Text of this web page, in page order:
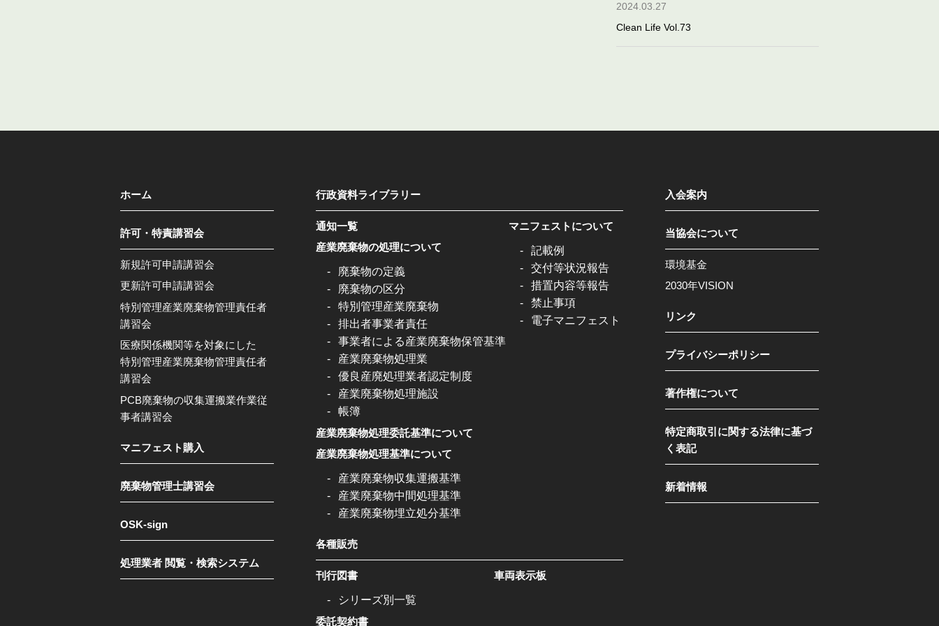
2024.03.27
Clean Life Vol.73
ホーム
許可・特責講習会
新規許可申請講習会
更新許可申請講習会
特別管理産業廃棄物管理責任者
講習会
医療関係機関等を対象にした
特別管理産業廃棄物管理責任者
講習会
PCB廃棄物の収集運搬業作業従
事者講習会
マニフェスト購入
廃棄物管理士講習会
OSK-sign
処理業者 閲覧・検索システム
行政資料ライブラリー
通知一覧
産業廃棄物の処理について
廃棄物の定義
廃棄物の区分
特別管理産業廃棄物
排出者事業者責任
事業者による産業廃棄物保管基準
産業廃棄物処理業
優良産廃処理業者認定制度
産業廃棄物処理施設
帳簿
産業廃棄物処理委託基準について
産業廃棄物処理基準について
産業廃棄物収集運搬基準
産業廃棄物中間処理基準
産業廃棄物埋立処分基準
マニフェストについて
記載例
交付等状況報告
措置内容等報告
禁止事項
電子マニフェスト
各種販売
刊行図書
シリーズ別一覧
委託契約書
車両表示板
入会案内
当協会について
環境基金
2030年VISION
リンク
プライバシーポリシー
著作権について
特定商取引に関する法律に基づ
く表記
新着情報